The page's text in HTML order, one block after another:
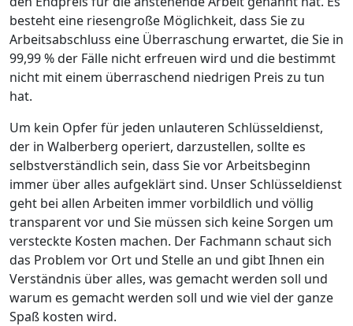
besteht eine riesengroße Möglichkeit, dass Sie zu
Arbeitsabschluss eine Überraschung erwartet, die Sie in
99,99 % der Fälle nicht erfreuen wird und die bestimmt
nicht mit einem überraschend niedrigen Preis zu tun
hat.
Um kein Opfer für jeden unlauteren Schlüsseldienst,
der in Walberberg operiert, darzustellen, sollte es
selbstverständlich sein, dass Sie vor Arbeitsbeginn
immer über alles aufgeklärt sind. Unser Schlüsseldienst
geht bei allen Arbeiten immer vorbildlich und völlig
transparent vor und Sie müssen sich keine Sorgen um
versteckte Kosten machen. Der Fachmann schaut sich
das Problem vor Ort und Stelle an und gibt Ihnen ein
Verständnis über alles, was gemacht werden soll und
warum es gemacht werden soll und wie viel der ganze
Spaß kosten wird.